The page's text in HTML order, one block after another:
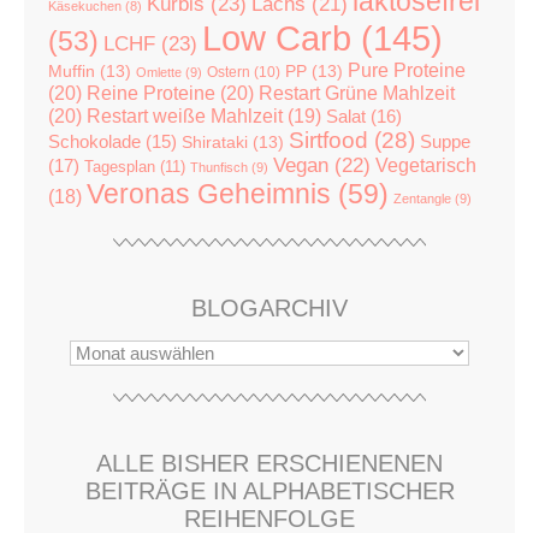
Käsekuchen (8)
(53) LCHF (23) Low Carb (145)
Muffin (13) Omlette (9) Ostern (10) PP (13) Pure Proteine
(20) Reine Proteine (20) Restart Grüne Mahlzeit
(20) Restart weiße Mahlzeit (19) Salat (16)
Schokolade (15) Shirataki (13) Sirtfood (28) Suppe
(17) Tagesplan (11) Thunfisch (9) Vegan (22) Vegetarisch
(18) Veronas Geheimnis (59) Zentangle (9)
BLOGARCHIV
ALLE BISHER ERSCHIENENEN
BEITRÄGE IN ALPHABETISCHER
REIHENFOLGE